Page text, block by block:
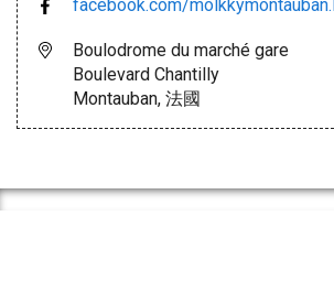
facebook.com/
Boulodrome du marché gare
Boulevard Chantilly
Montauban, 法國